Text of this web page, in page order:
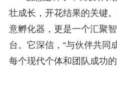
壮成长，开花结果的关键
意孵化器，更是一个汇聚
台。它深信，“与伙伴共同
每个现代个体和团队成功的